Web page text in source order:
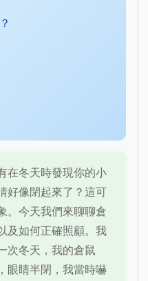
在冬天時發現你的小
好像閉起來了？這可
。今天我們來聊聊倉
及如何正確照顧。我
次冬天，我的倉鼠
眼睛半閉，我當時嚇